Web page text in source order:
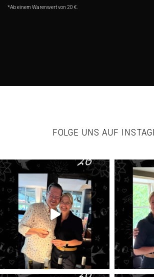
*Ab einem Warenwert von 20 €.
FOLGE UNS AUF